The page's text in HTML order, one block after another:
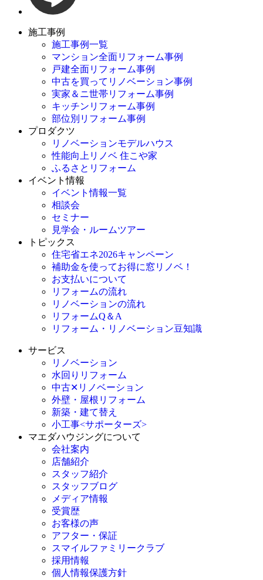
施工事例
施工事例一覧
マンション全面リフォーム事例
戸建全面リフォーム事例
中古を買ってリノベーション事例
実家＆ニ世帯リフォーム事例
キッチンリフォーム事例
部位別リフォーム事例
プロダクツ
リノベーションモデルハウス
性能向上リノベ 住こや家
ふるさとリフォーム
イベント情報
イベント情報一覧
相談会
セミナー
見学会・ルームツアー
トピックス
住宅省エネ2026キャンペーン
補助金を使ってお得に窓リノベ！
お支払いについて
リフォームの流れ
リノベーションの流れ
リフォームQ＆A
リフォーム・リノベーション豆知識
サービス
リノベーション
水回りリフォーム
中古✕リノベーション
外壁・屋根リフォーム
新築・建て替え
小工事<サポーターズ>
マエダハウジングについて
会社案内
店舗紹介
スタッフ紹介
スタッフブログ
メディア情報
受賞歴
お客様の声
アフター・保証
スマイルファミリークラブ
採用情報
個人情報保護方針